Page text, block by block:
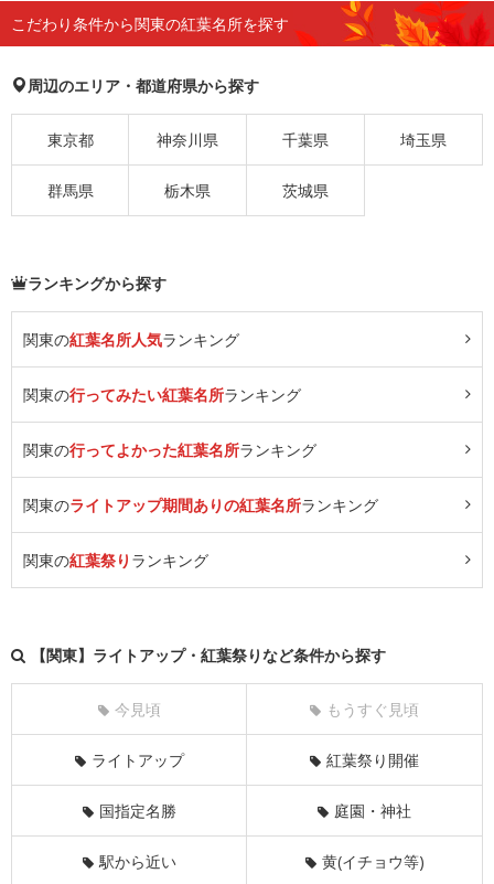
こだわり条件から関東の紅葉名所を探す
周辺のエリア・都道府県から探す
東京都 神奈川県 千葉県 埼玉県
群馬県 栃木県 茨城県
ランキングから探す
関東の紅葉名所人気ランキング
関東の行ってみたい紅葉名所ランキング
関東の行ってよかった紅葉名所ランキング
関東のライトアップ期間ありの紅葉名所ランキング
関東の紅葉祭り ランキング
【関東】ライトアップ・紅葉祭りなど条件から探す
今見頃 もうすぐ見頃
ライトアップ 紅葉祭り開催
国指定名勝 庭園・神社
駅から近い 黄(イチョウ等)